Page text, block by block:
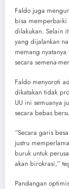
Faldo juga
bisa
dilakukan. Selain
yang dijalankan
memang
secara semena-
Faldo menyoroti
dikatakan tidak
UU ini semuanya
secara bebas
“Secara garis
justru
buruk untuk
akan birokrasi,”
Pandangan